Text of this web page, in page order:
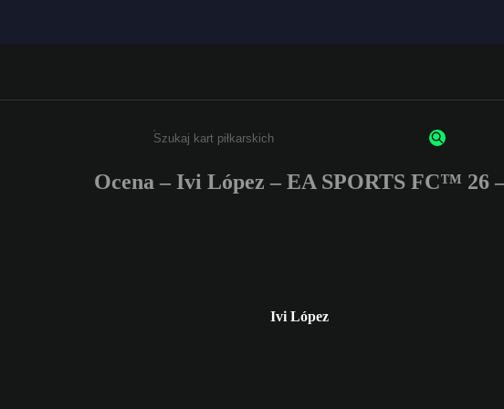
Wpisz co najmniej 3 znaki lub cyfry.
Ocena – Ivi López – EA SPORTS FC™ 26
Ivi López